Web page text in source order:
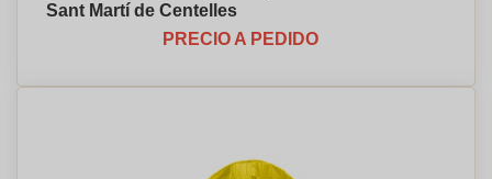
Sant Martí de Centelles
PRECIO A PEDIDO